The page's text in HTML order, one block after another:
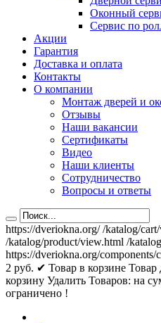
Оконный
Сервис по
Акции
Гарантия
Доставка и оплата
Контакты
О компании
Монтаж дверей и
Отзывы
Наши вакансии
Сертификаты
Видео
Наши клиенты
Сотрудничество
Вопросы и ответы
https://dveriokna.org/ /katalog/
/katalog/product/view.html /
https://dveriokna.org/
2 руб. ✔ Товар в корзине Товар
корзину Удалить Товаров: на
ограничено !